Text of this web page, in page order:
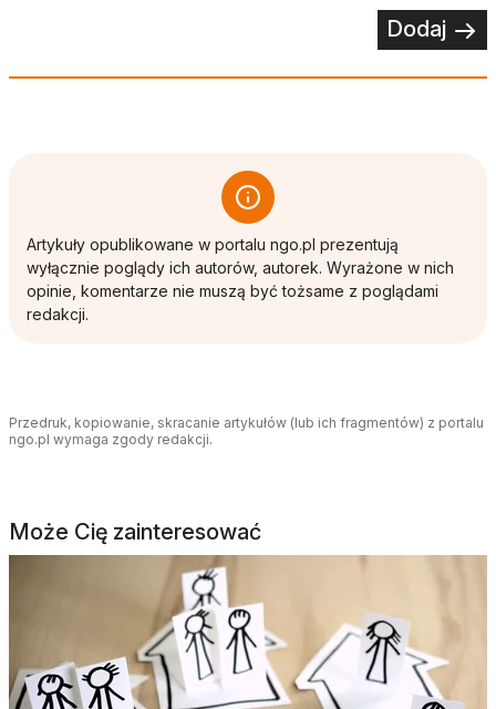
Dodaj
Artykuły opublikowane w portalu ngo.pl prezentują
wyłącznie poglądy ich autorów, autorek. Wyrażone w nich
opinie, komentarze nie muszą być tożsame z poglądami
redakcji.
Przedruk, kopiowanie, skracanie artykułów (lub ich fragmentów) z portalu
ngo.pl wymaga zgody redakcji.
Może Cię zainteresować